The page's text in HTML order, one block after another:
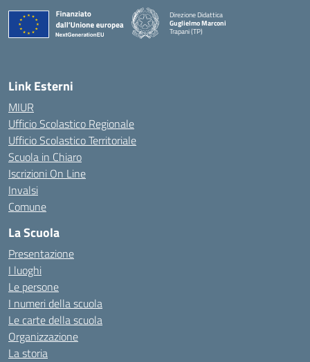
Direzione Didattica
Guglielmo Marconi
Trapani (TP)
Link Esterni
MIUR
Ufficio Scolastico Regionale
Ufficio Scolastico Territoriale
Scuola in Chiaro
Iscrizioni On Line
Invalsi
Comune
La Scuola
Presentazione
I luoghi
Le persone
I numeri della scuola
Le carte della scuola
Organizzazione
La storia